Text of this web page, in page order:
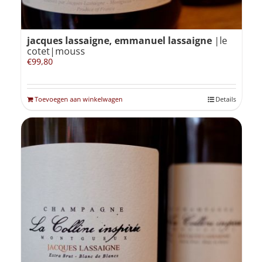
jacques lassaigne, emmanuel lassaigne |le
cotet|mouss
€99,80
Toevoegen aan winkelwagen Details